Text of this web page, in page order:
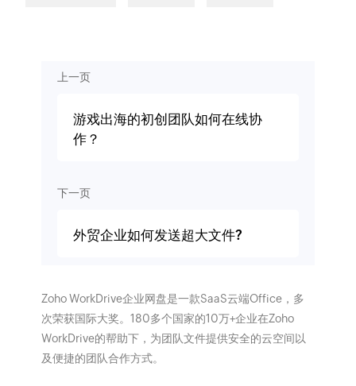
上一页
游戏出海的初创团队如何在线协
作？
下一页
外贸企业如何发送超大文件?
Zoho WorkDrive企业网盘是一款SaaS云端Office，多
次荣获国际大奖。180多个国家的10万+企业在Zoho
WorkDrive的帮助下，为团队文件提供安全的云空间以
及便捷的团队合作方式。